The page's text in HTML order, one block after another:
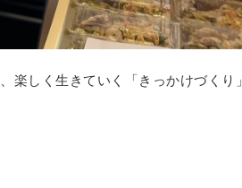
しく生きていく「きっかけづくり」